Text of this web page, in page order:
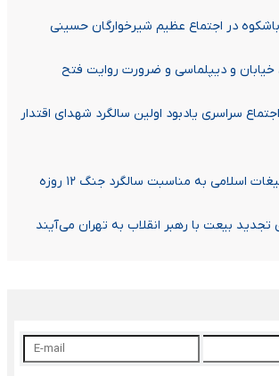
در اجتماع عظیم شیرخوارگان حسینی
خیابان و دیپلماسی و ضرورت روایت فتح
سراسری یادبود اولین سالگرد شهدای اقتدار
اسلامی به مناسبت سالگرد جنگ ۱۲ روزه
تجدید بیعت با رهبر انقلاب به تهران می‌آیند